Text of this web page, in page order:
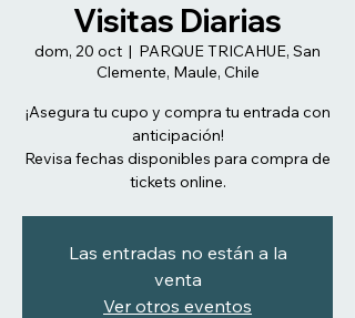
Visitas Diarias
dom, 20 oct
  |
PARQUE TRICAHUE, San
Clemente, Maule, Chile
¡Asegura tu cupo y compra tu entrada con
anticipación!
Revisa fechas disponibles para compra de
tickets online.
Las entradas no están a la
venta
Ver otros eventos